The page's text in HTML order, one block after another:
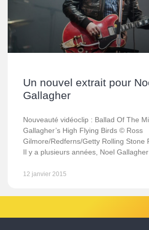
Un nouvel extrait pour
Gallagher
Nouveauté vidéoclip : Ballad Of The
Gallagher’s High Flying Birds © Ross
Gilmore/Redferns/Getty Rolling Stone
Il y a plusieurs années, Noel Gallagher
12 janvier 2015